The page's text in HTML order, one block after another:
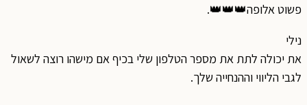
פשוט אלופה👑👑👑.
נילי
את יכולה לתת את מספר הטלפון שלי בכיף אם מישהו רוצה לשאול
לגבי הליווי וההנחייה שלך.